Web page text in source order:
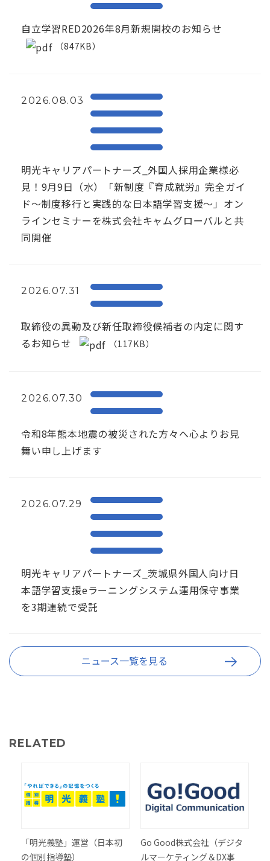
自立学習RED2026年8月新規開校のお知らせ
（847KB）
2026.08.03
明光キャリアパートナーズ_外国人採用企業様必
見！9月9日（水）「新制度『育成就労』完全ガイ
ド～制度移行と実践的な日本語学習支援～」オン
ラインセミナーを株式会社キャムグローバルと共
同開催
2026.07.31
取締役の異動及び新任取締役候補者の内定に関す
るお知らせ
（117KB）
2026.07.30
令和8年熊本地震の被災された方々へ心よりお見
舞い申し上げます
2026.07.29
明光キャリアパートナーズ_茨城県外国人向け日
本語学習支援eラーニングシステム運用保守事業
を3期連続で受託
ニュース一覧を見る
RELATED
「明光義塾」運営（日本初
の個別指導塾）
Go Good株式会社（デジタ
ルマーケティング＆DX事